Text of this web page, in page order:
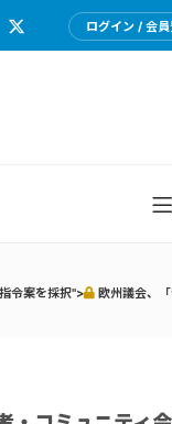
ログイン / 会
令案を採択"> 欧州議会、